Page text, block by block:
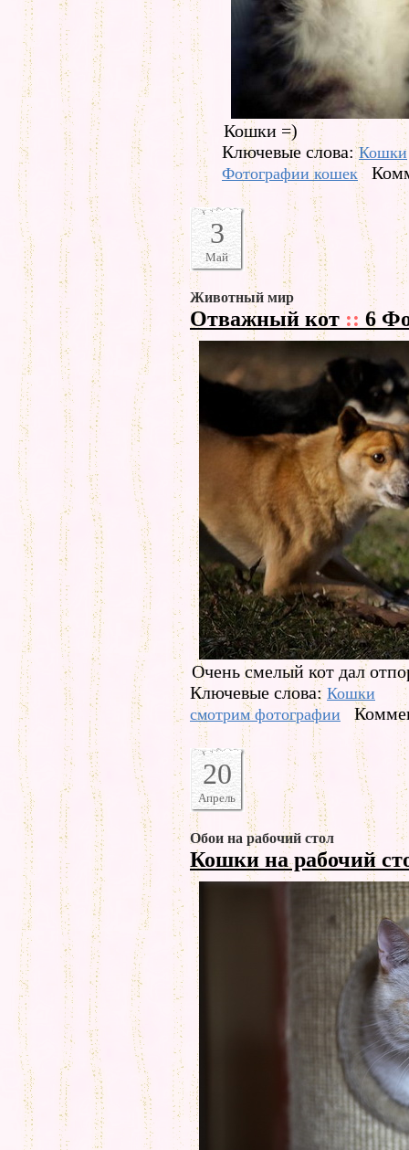
Кошки =)
Ключевые слова:Кошки
Фотографии кошек
3
Май
Животный мир
Отважный кот :: 6
Очень смелый кот дал
Ключевые слова: Кошки
смотрим фотографии
20
Апрель
Обои на рабочий стол
Кошки на рабочий